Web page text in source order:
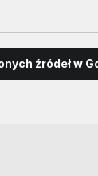
źródeł w